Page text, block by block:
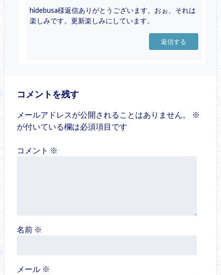
hidebusa様返信ありがとうございます。おぉ、それは
楽しみです。更新楽しみにしています。
返信する
コメントを残す
メールアドレスが公開されることはありません。
※
が付いている欄は必須項目です
コメント ※
名前 ※
メール ※